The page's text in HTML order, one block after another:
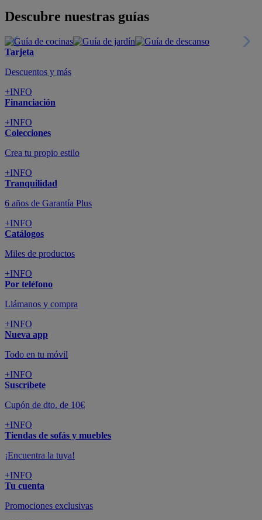
Descubre nuestras guías
Tarjeta
Descuentos y más
+INFO
Financiación
+INFO
Colecciones
Crea tu propio estilo
+INFO
Tranquilidad
6 años de Garantía Plus
+INFO
Catálogos
Miles de productos
+INFO
Por teléfono
Llámanos y compra
+INFO
Nueva app
Todo en tu móvil
+INFO
Suscríbete
Cupón de dto. de 10€
+INFO
Tiendas de sofás y muebles
¡Encuentra la tuya!
+INFO
Tu cuenta
Promociones exclusivas